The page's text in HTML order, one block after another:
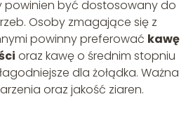
powinien być dostosowany do
Osoby zmagające się z
powinny preferować kawę
oraz kawę o średnim stopniu
dla żołądka. Ważna
oraz jakość ziaren.